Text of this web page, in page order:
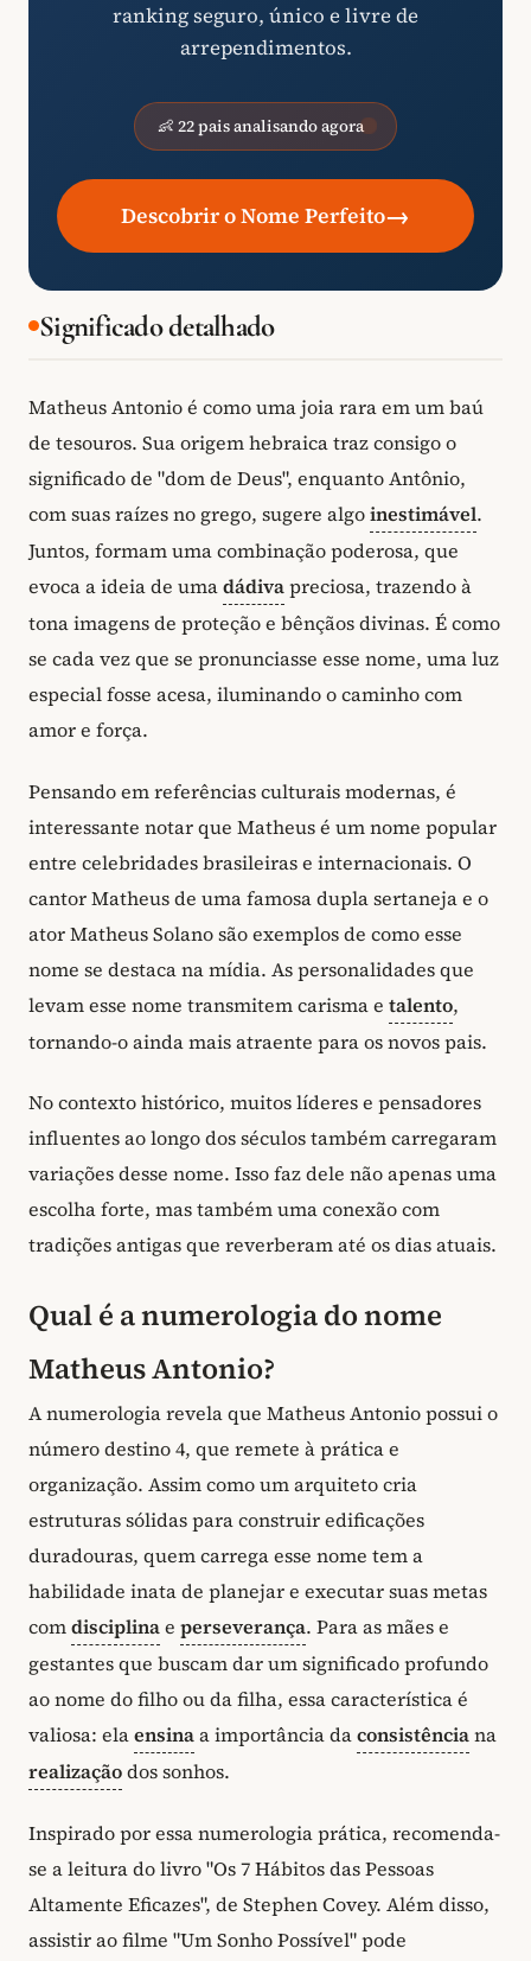
ranking seguro, único e livre de
arrependimentos.
👶 22 pais analisando agora
Descobrir o Nome Perfeito→
Significado detalhado
Matheus Antonio é como uma joia rara em um baú
de tesouros. Sua origem hebraica traz consigo o
significado de "dom de Deus", enquanto Antônio,
com suas raízes no grego, sugere algoinestimável.
Juntos, formam uma combinação poderosa, que
evoca a ideia de umadádivapreciosa, trazendo à
tona imagens de proteção e bênçãos divinas. É como
se cada vez que se pronunciasse esse nome, uma luz
especial fosse acesa, iluminando o caminho com
amor e força.
Pensando em referências culturais modernas, é
interessante notar que Matheus é um nome popular
entre celebridades brasileiras e internacionais. O
cantor Matheus de uma famosa dupla sertaneja e o
ator Matheus Solano são exemplos de como esse
nome se destaca na mídia. As personalidades que
levam esse nome transmitem carisma e talento,
tornando-o ainda mais atraente para os novos pais.
No contexto histórico, muitos líderes e pensadores
influentes ao longo dos séculos também carregaram
variações desse nome. Isso faz dele não apenas uma
escolha forte, mas também uma conexão com
tradições antigas que reverberam até os dias atuais.
Qual é a numerologia do nome
Matheus Antonio?
A numerologia revela que Matheus Antonio possui o
número destino 4, que remete à prática e
organização. Assim como um arquiteto cria
estruturas sólidas para construir edificações
duradouras, quem carrega esse nome tem a
habilidade inata de planejar e executar suas metas
comdisciplinae perseverança. Para as mães e
gestantes que buscam dar um significado profundo
ao nome do filho ou da filha, essa característica é
valiosa: elaensinaa importância daconsistênciana
realizaçãodos sonhos.
Inspirado por essa numerologia prática, recomenda-
se a leitura do livro "Os 7 Hábitos das Pessoas
Altamente Eficazes", de Stephen Covey. Além disso,
assistir ao filme "Um Sonho Possível" pode